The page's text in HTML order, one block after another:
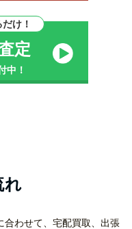
け！
定
中！
れ
合わせて、宅配買取、出張